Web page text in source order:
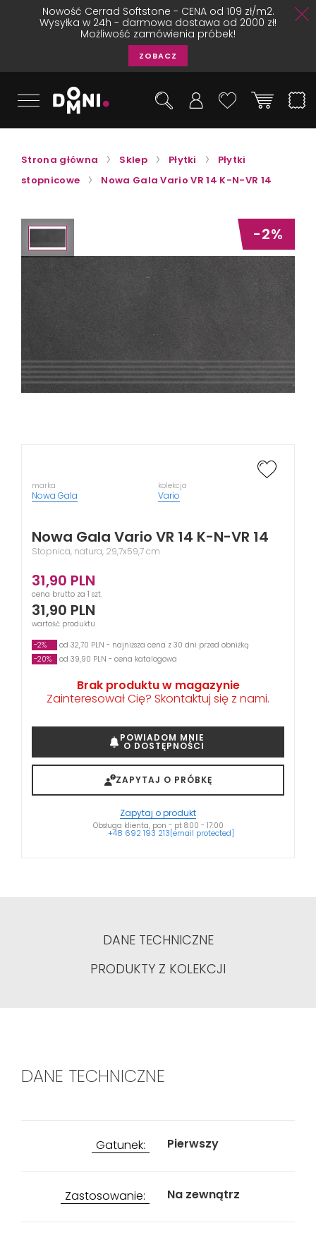
Nowość Cerrad Softstone - CENA od 109 zł/m2.
Wysyłka w 24h - darmowa dostawa od 2000 zł!
Możliwość zamówienia próbek!
ZOBACZ
Strona główna Sklep Płytki
Płytki
stopnicowe
Nowa Gala Vario VR 14 K-N-VR 14
-2%
marka
Nowa Gala
kolekcja
Vario
Nowa Gala Vario VR 14 K-N-VR 14
Stopnica, natura, 29,7x59,7 cm
31,90 PLN
cena brutto za 1 szt.
31,90 PLN
wartość produktu
-2%
od 32,70 PLN - najniższa cena z 30 dni przed obniżką
-20%
od 39,90 PLN - cena katalogowa
Brak produktu w magazynie
Zainteresował Cię? Skontaktuj się z nami.
POWIADOM MNIE
O DOSTĘPNOŚCI
ZAPYTAJ O PRÓBKĘ
Zapytaj o produkt
Obsługa klienta, pon - pt 8:00 - 17:00
+48 692 193 213[email protected]
DANE TECHNICZNE
PRODUKTY Z KOLEKCJI
DANE TECHNICZNE
Gatunek: Pierwszy
Zastosowanie: Na zewnątrz